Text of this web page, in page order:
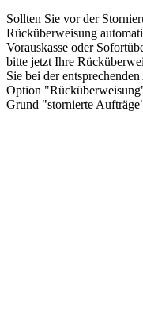
Sollten Sie vor der
Rücküberweisung
Vorauskasse oder
bitte jetzt Ihre
Sie bei der
Option
Grund "stornierte